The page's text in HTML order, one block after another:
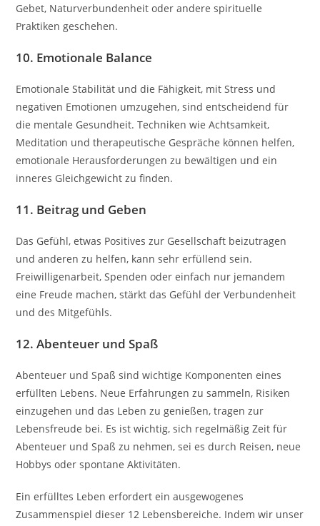
Gebet, Naturverbundenheit oder andere spirituelle
Praktiken geschehen.
10. Emotionale Balance
Emotionale Stabilität und die Fähigkeit, mit Stress und
negativen Emotionen umzugehen, sind entscheidend für
die mentale Gesundheit. Techniken wie Achtsamkeit,
Meditation und therapeutische Gespräche können helfen,
emotionale Herausforderungen zu bewältigen und ein
inneres Gleichgewicht zu finden.
11. Beitrag und Geben
Das Gefühl, etwas Positives zur Gesellschaft beizutragen
und anderen zu helfen, kann sehr erfüllend sein.
Freiwilligenarbeit, Spenden oder einfach nur jemandem
eine Freude machen, stärkt das Gefühl der Verbundenheit
und des Mitgefühls.
12. Abenteuer und Spaß
Abenteuer und Spaß sind wichtige Komponenten eines
erfüllten Lebens. Neue Erfahrungen zu sammeln, Risiken
einzugehen und das Leben zu genießen, tragen zur
Lebensfreude bei. Es ist wichtig, sich regelmäßig Zeit für
Abenteuer und Spaß zu nehmen, sei es durch Reisen, neue
Hobbys oder spontane Aktivitäten.
Ein erfülltes Leben erfordert ein ausgewogenes
Zusammenspiel dieser 12 Lebensbereiche. Indem wir unser